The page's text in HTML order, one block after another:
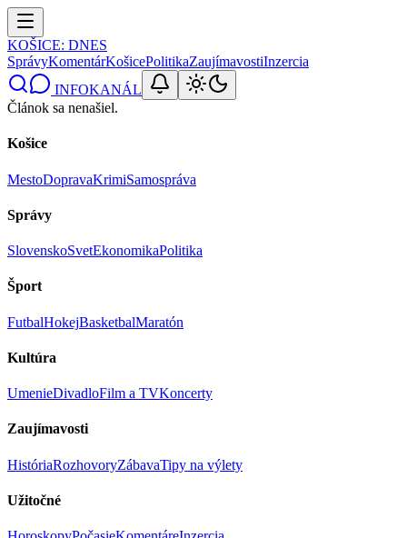
KOŠICE: DNES
SprávyKomentárKošicePolitikaZaujímavostiInzercia
INFOKANÁL
Článok sa nenašiel.
Košice
MestoDopravaKrimiSamospráva
Správy
SlovenskoSvetEkonomikaPolitika
Šport
FutbalHokejBasketbalMaratón
Kultúra
UmenieDivadloFilm a TVKoncerty
Zaujímavosti
HistóriaRozhovoryZábavaTipy na výlety
Užitočné